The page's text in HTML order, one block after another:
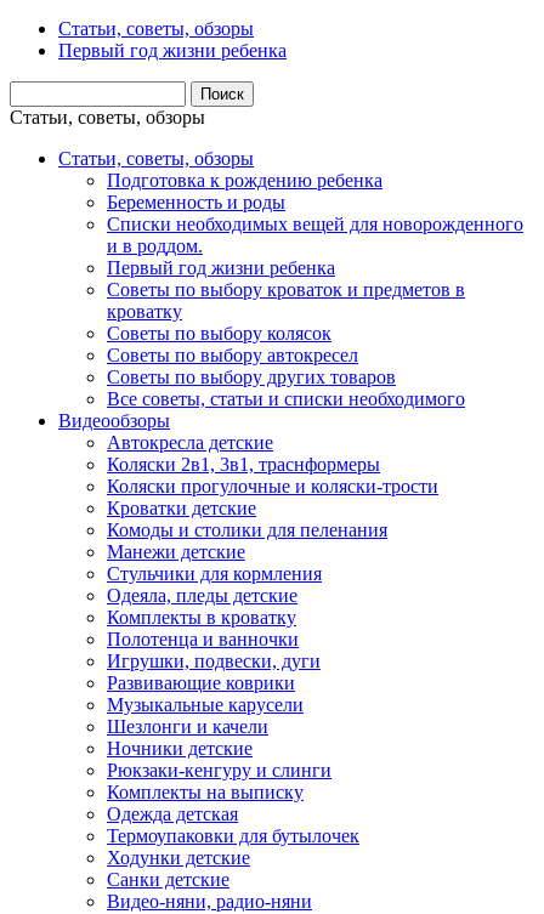
Статьи, советы, обзоры
Первый год жизни ребенка
Статьи, советы, обзоры
Статьи, советы, обзоры
Подготовка к рождению ребенка
Беременность и роды
Списки необходимых вещей для новорожденного
и в роддом.
Первый год жизни ребенка
Советы по выбору кроваток и предметов в
кроватку
Советы по выбору колясок
Советы по выбору автокресел
Советы по выбору других товаров
Все советы, статьи и списки необходимого
Видеообзоры
Автокресла детские
Коляски 2в1, 3в1, траснформеры
Коляски прогулочные и коляски-трости
Кроватки детские
Комоды и столики для пеленания
Манежи детские
Стульчики для кормления
Одеяла, пледы детские
Комплекты в кроватку
Полотенца и ванночки
Игрушки, подвески, дуги
Развивающие коврики
Музыкальные карусели
Шезлонги и качели
Ночники детские
Рюкзаки-кенгуру и слинги
Комплекты на выписку
Одежда детская
Термоупаковки для бутылочек
Ходунки детские
Санки детские
Видео-няни, радио-няни